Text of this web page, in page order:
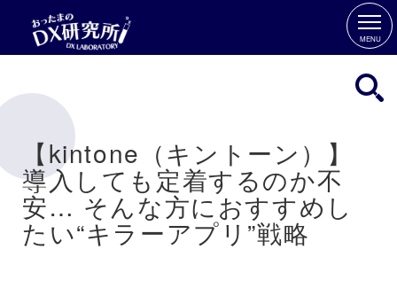
MENU
【kintone（キントーン）】
導入しても定着するのか不
安… そんな方におすすめし
たい“キラーアプリ”戦略